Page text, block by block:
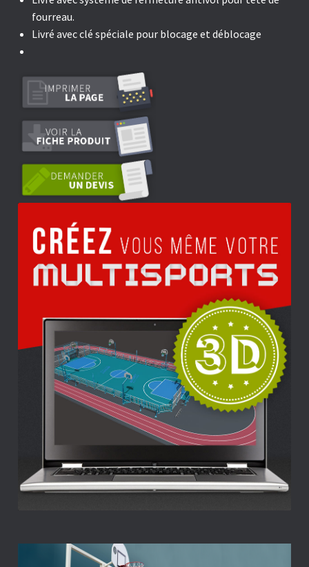
fourreau.
Livré avec clé spéciale pour blocage et déblocage